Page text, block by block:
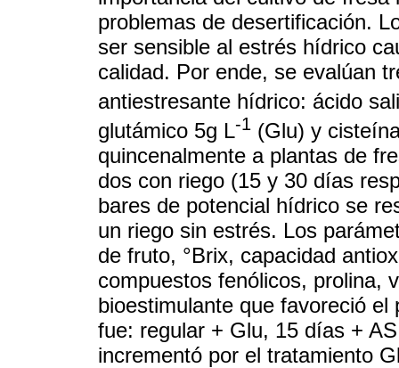
problemas de desertificación.
ser sensible al estrés hídrico
calidad. Por ende, se evalúan
antiestresante hídrico: ácido
glutámico 5g L-1 (Glu) y
quincenalmente a plantas de
dos con riego (15 y 30 días
bares de potencial hídrico se
un riego sin estrés. Los
de fruto, °Brix, capacidad
compuestos fenólicos, prolina,
bioestimulante que favoreció
fue: regular + Glu, 15 días +
incrementó por el tratamiento